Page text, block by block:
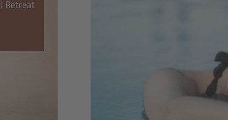
Retreat